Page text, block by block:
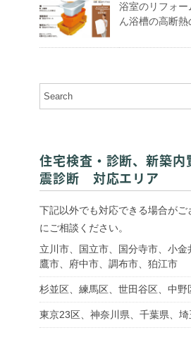
浴室のリフォ
ん浴槽の高断熱
住宅検査・診断、新築内
震診断 対応エリア
下記以外でも対応できる場合が
にご相談ください。
立川市、国立市、国分寺市、小
鷹市、府中市、調布市、狛江市
杉並区、練馬区、世田谷区、中野
東京23区、神奈川県、千葉県、埼